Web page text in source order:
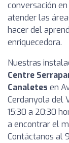
conversación
atender las
hacer del
enriquecedora.
Nuestras
Centre
Canaletes en
Cerdanyola del
15:30 a 20:30
a encontrar el
Contáctanos al